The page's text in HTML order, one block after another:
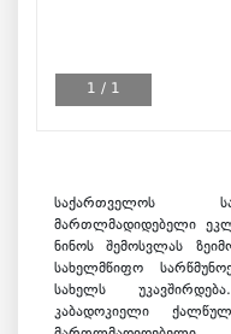
1 / 1
საქართველოს
მართლმადიდებელი
ნინოს შემოსვლას
სახელმწიფო
სახელს
კაბადოკიელი